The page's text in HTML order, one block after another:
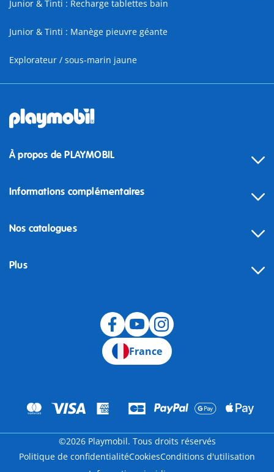
Junior & Tinti : Recharge tablettes bain
Junior & Tinti : Manège pieuvre géante
Explorateur / sous-marin jaune
À propos de PLAYMOBIL
Informations complémentaires
Nos catalogues
Plus
France
©2026 Playmobil. Tous droits réservés
Politique de confidentialitéCookiesConditions d'utilisation